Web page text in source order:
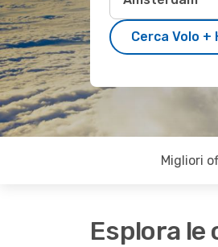
Cerca Volo +
Migliori
Esplora